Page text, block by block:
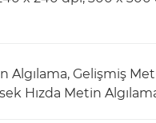
Gelişmiş
Hızda Metin